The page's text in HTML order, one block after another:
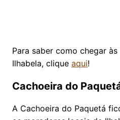
Para saber como chegar
Ilhabela, clique aqui!
Cachoeira do
A Cachoeira do Paquetá